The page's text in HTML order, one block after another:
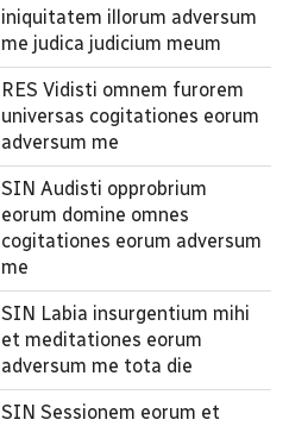
iniquitatem illorum adversum
me judica judicium meum
RES Vidisti omnem furorem
universas cogitationes eorum
adversum me
SIN Audisti opprobrium
eorum domine omnes
cogitationes eorum adversum
me
SIN Labia insurgentium mihi
et meditationes eorum
adversum me tota die
SIN Sessionem eorum et